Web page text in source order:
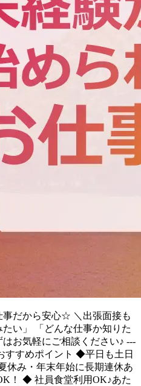
だから安心☆ ＼出張面接も
い」 「どんな仕事か知りた
お気軽にご相談ください♪ ---
すすめポイント ◆平日も土日
休み・年末年始に長期連休あ
！ ◆ 社員食堂利用OK♪あた